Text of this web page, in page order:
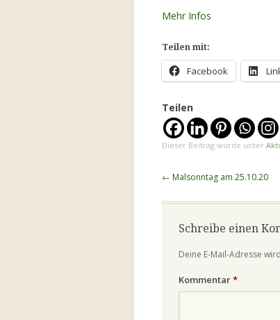
Mehr Infos
Teilen mit:
Facebook
Teilen
Dieser Beitrag wurde unter
Beitragsnavigation
← Malsonntag am 25.10.20
Schreibe einen
Deine E-Mail-Adresse
Kommentar*